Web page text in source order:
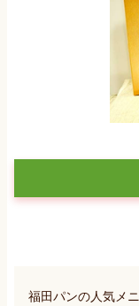
福田パンの人気メ